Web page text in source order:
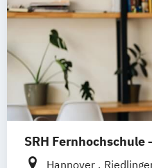
SRH
Hannover